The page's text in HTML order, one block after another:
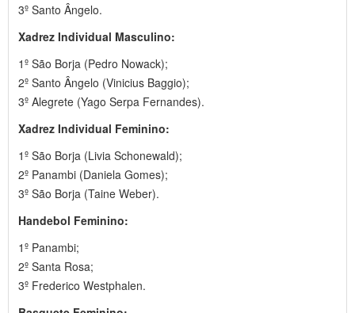
3º Santo Ângelo.
Xadrez Individual Masculino:
1º São Borja (Pedro Nowack);
2º Santo Ângelo (Vinicius Baggio);
3º Alegrete (Yago Serpa Fernandes).
Xadrez Individual Feminino:
1º São Borja (Livia Schonewald);
2º Panambi (Daniela Gomes);
3º São Borja (Taine Weber).
Handebol Feminino:
1º Panambi;
2º Santa Rosa;
3º Frederico Westphalen.